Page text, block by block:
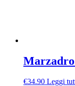
€34.90 Leggi